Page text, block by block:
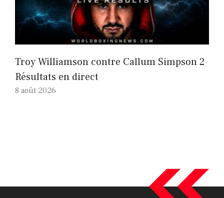
Troy Williamson contre Callum Simpson 2
Résultats en direct
8 août 2026